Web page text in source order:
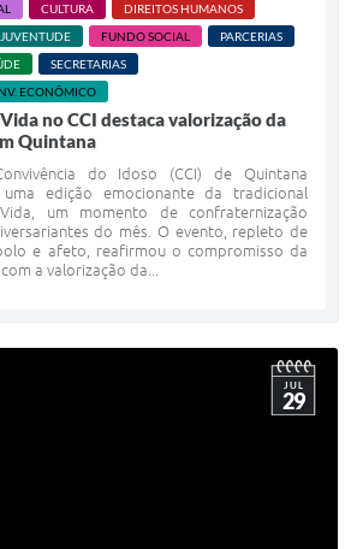
CULTURA
DIREITOS HUMANOS
JUVENTUDE
FUNDO SOCIAL
PARCERIAS
SECRETARIAS
ECONÔMICO
no CCI destaca valorização da
Quintana
do Idoso (CCI) de Quintana
edição emocionante da tradicional
um momento de confraternização
do mês. O evento, repleto de
e afeto, reafirmou o compromisso da
a valorização da...
JUL
29